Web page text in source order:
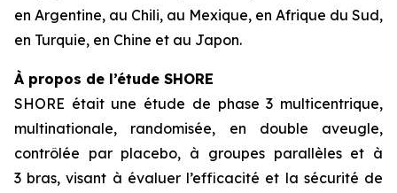
en Argentine, au Chili, au Mexique, en Afrique du Sud,
en Turquie, en Chine et au Japon.
À propos de l’étude SHORE
SHORE était une étude de phase 3 multicentrique,
multinationale, randomisée, en double aveugle,
contrôlée par placebo, à groupes parallèles et à
3 bras, visant à évaluer l’efficacité et la sécurité de